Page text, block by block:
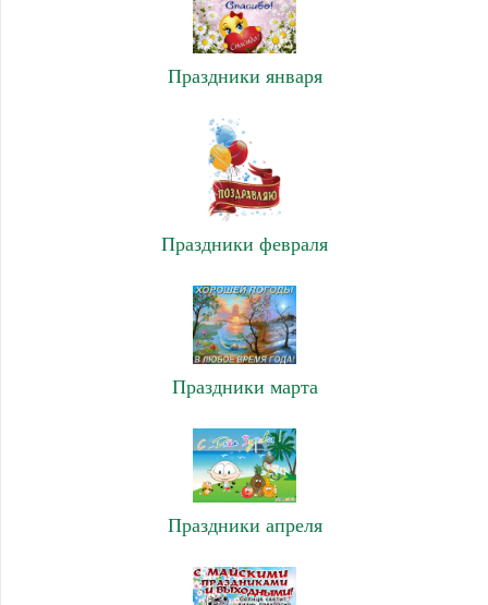
Праздники января
Праздники февраля
Праздники марта
Праздники апреля